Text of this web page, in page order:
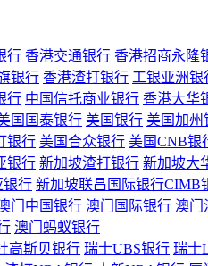
行 香港交通银行 香港招商永隆
银行 香港渣打银行 工银亚洲银
行 中国信托商业银行 香港大华
国国泰银行 美国银行 美国加州
银行 美国合众银行 美国CNB银
银行 新加坡渣打银行 新加坡大
银行 新加坡联昌国际银行CIMB
门中国银行 澳门国际银行 澳门
澳门蚂蚁银行
高斯贝银行 瑞士UBS银行 瑞士